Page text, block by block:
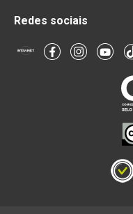
Redes sociais